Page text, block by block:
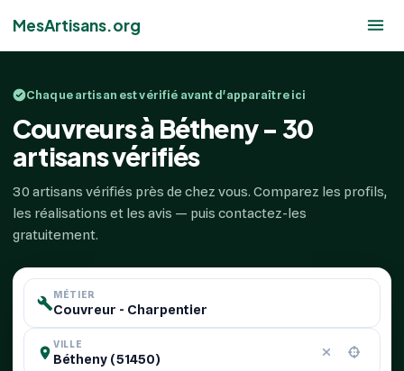
MesArtisans.org
Chaque artisan est vérifié avant d'apparaître ici
Couvreurs à Bétheny - 30
artisans vérifiés
30 artisans vérifiés près de chez vous. Comparez les profils,
les réalisations et les avis — puis contactez-les
gratuitement.
MÉTIER
VILLE